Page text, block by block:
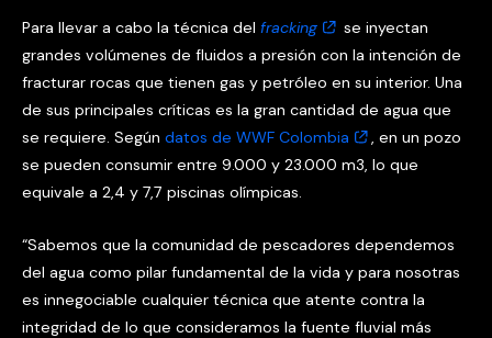
Para llevar a cabo la técnica del fracking
se inyectan
grandes volúmenes de fluidos a presión con la intención de
fracturar rocas que tienen gas y petróleo en su interior. Una
de sus principales críticas es la gran cantidad de agua que
se requiere. Según datos de WWF Colombia
, en un pozo
se pueden consumir entre 9.000 y 23.000 m3, lo que
equivale a 2,4 y 7,7 piscinas olímpicas.
“Sabemos que la comunidad de pescadores dependemos
del agua como pilar fundamental de la vida y para nosotras
es innegociable cualquier técnica que atente contra la
integridad de lo que consideramos la fuente fluvial más